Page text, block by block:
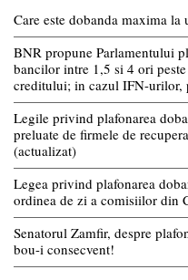
Care este dobanda maxima la
BNR propune Parlamentului
bancilor intre 1,5 si 4 ori
creditului; in cazul IFN-urilor,
Legile privind plafonarea
preluate de firmele de
(actualizat)
Legea privind plafonarea
ordinea de zi a comisiilor din
Senatorul Zamfir, despre
bou-i consecvent!